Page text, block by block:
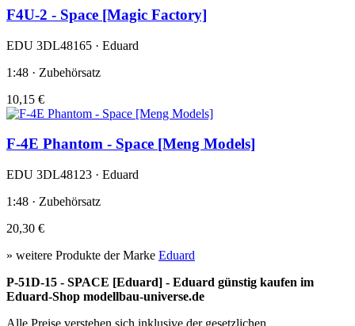
F4U-2 - Space [Magic Factory]
EDU 3DL48165 · Eduard
1:48 · Zubehörsatz
10,15 €
F-4E Phantom - Space [Meng Models]
EDU 3DL48123 · Eduard
1:48 · Zubehörsatz
20,30 €
» weitere Produkte der Marke Eduard
P-51D-15 - SPACE [Eduard] - Eduard günstig kaufen im
Eduard-Shop modellbau-universe.de
Alle Preise verstehen sich inklusive der gesetzlichen